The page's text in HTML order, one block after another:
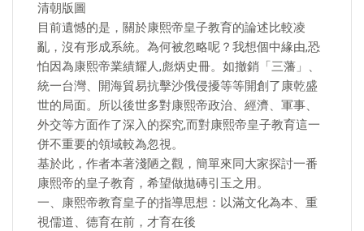
清朝版圖
目前遺憾的是，關於康熙帝皇子教育的論述比較凌
亂，沒有形成系統。為何被忽略呢？我想個中緣由,恐
怕因為康熙帝業績耀人,彪炳史冊。如撤銷「三藩」、
統一台灣、開海貿易抗擊沙俄侵擾等等開創了康乾盛
世的局面。所以後世多對康熙帝政治、經濟、軍事、
外交等方面作了深入的探究,而對康熙帝皇子教育這一
併不重要的領域較為忽視。
基於此，作者本著淺陋之觀，簡單來同大家探討一番
康熙帝的皇子教育，希望做拋磚引玉之用。
一、康熙帝教育皇子的指導思想：以滿文化為本、重
視儒道、德育在前，才育在後